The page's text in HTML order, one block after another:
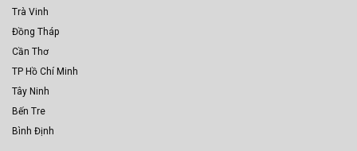
Trà Vinh
Đồng Tháp
Cần Thơ
TP Hồ Chí Minh
Tây Ninh
Bến Tre
Bình Định